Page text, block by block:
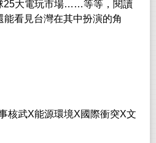
25大電玩市場……等等，閱讀
看見台灣在其中扮演的角
核武X能源環境X國際衝突X文